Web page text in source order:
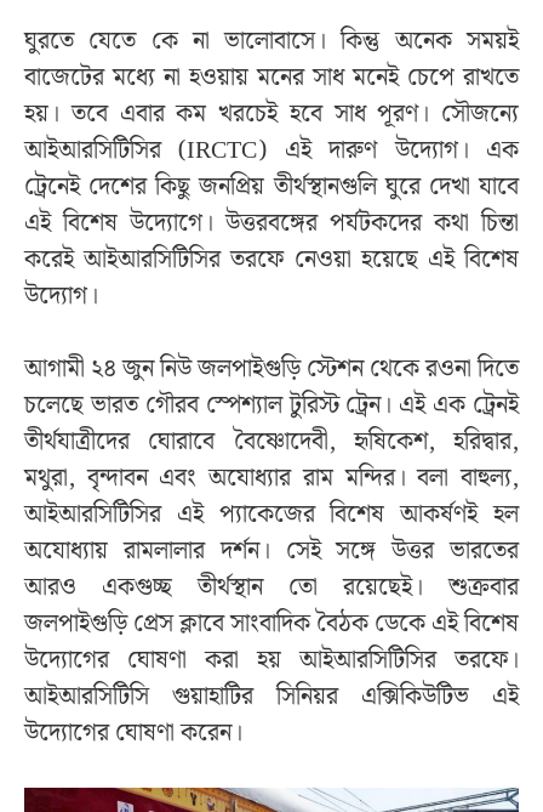
ঘুরতে যেতে কে না ভালোবাসে। কিন্তু অনেক সময়ই
বাজেটের মধ্যে না হওয়ায় মনের সাধ মনেই চেপে রাখতে
হয়। তবে এবার কম খরচেই হবে সাধ পূরণ। সৌজন্যে
আইআরসিটিসির (IRCTC) এই দারুণ উদ্যোগ। এক
ট্রেনেই দেশের কিছু জনপ্রিয় তীর্থস্থানগুলি ঘুরে দেখা যাবে
এই বিশেষ উদ্যোগে। উত্তরবঙ্গের পর্যটকদের কথা চিন্তা
করেই আইআরসিটিসির তরফে নেওয়া হয়েছে এই বিশেষ
উদ্যোগ।
আগামী ২৪ জুন নিউ জলপাইগুড়ি স্টেশন থেকে রওনা দিতে
চলেছে ভারত গৌরব স্পেশ্যাল টুরিস্ট ট্রেন। এই এক ট্রেনই
তীর্থযাত্রীদের ঘোরাবে বৈষ্ণোদেবী, হৃষিকেশ, হরিদ্বার,
মথুরা, বৃন্দাবন এবং অযোধ্যার রাম মন্দির। বলা বাহুল্য,
আইআরসিটিসির এই প্যাকেজের বিশেষ আকর্ষণই হল
অযোধ্যায় রামলালার দর্শন। সেই সঙ্গে উত্তর ভারতের
আরও একগুচ্ছ তীর্থস্থান তো রয়েছেই। শুক্রবার
জলপাইগুড়ি প্রেস ক্লাবে সাংবাদিক বৈঠক ডেকে এই বিশেষ
উদ্যোগের ঘোষণা করা হয় আইআরসিটিসির তরফে।
আইআরসিটিসি গুয়াহাটির সিনিয়র এক্সিকিউটিভ এই
উদ্যোগের ঘোষণা করেন।